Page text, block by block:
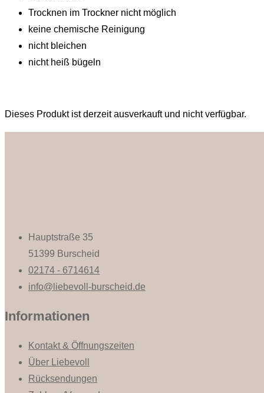
Trocknen im Trockner nicht möglich
keine chemische Reinigung
nicht bleichen
nicht heiß bügeln
Dieses Produkt ist derzeit ausverkauft und nicht verfügbar.
Hauptstraße 35
51399 Burscheid
02174 - 6714614
info@liebevoll-burscheid.de
Informationen
Kontakt & Öffnungszeiten
Über Liebevoll
Rücksendungen